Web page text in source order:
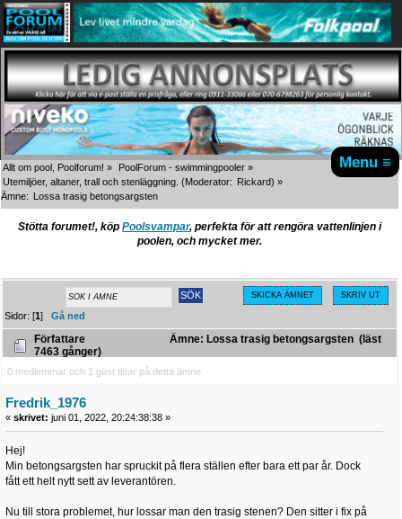
Menu ≡
Allt om pool, Poolforum! » PoolForum - swimmingpooler »
Utemiljöer, altaner, trall och stenläggning. (Moderator: Rickard) »
Ämne: Lossa trasig betongsargsten
Stötta forumet!, köp Poolsvampar, perfekta för att rengöra vattenlinjen i
poolen, och mycket mer.
SKICKA ÄMNET SKRIV UT
Sidor: [1]Gå ned
Författare
Ämne: Lossa trasig betongsargsten (läst
7463 gånger)
0 medlemmar och 1 gäst tittar på detta ämne.
Fredrik_1976
« skrivet: juni 01, 2022, 20:24:38:38 »
Hej!
Min betongsargsten har spruckit på flera ställen efter bara ett par år. Dock
fått ett helt nytt sett av leverantören.
Nu till stora problemet, hur lossar man den trasig stenen? Den sitter i fix på